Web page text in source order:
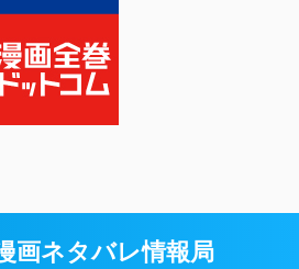
画ネタバレ情報局